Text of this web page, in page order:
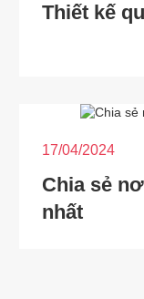
Thiết kế
17/04/2024
Chia sẻ
nhất